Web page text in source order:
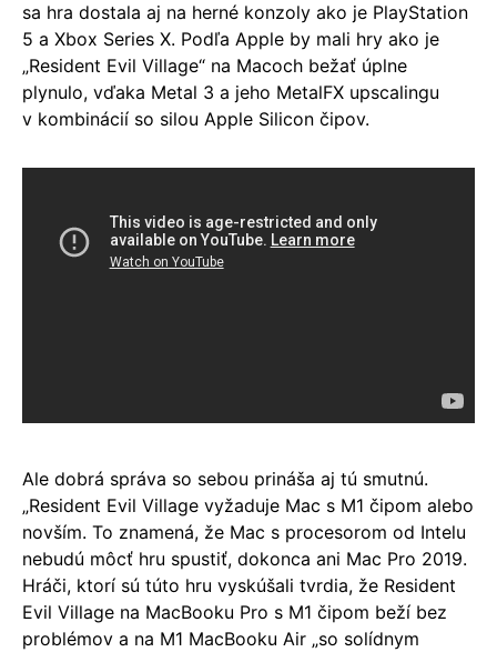
sa hra dostala aj na herné konzoly ako je PlayStation
5 a Xbox Series X. Podľa Apple by mali hry ako je
„Resident Evil Village“ na Macoch bežať úplne
plynulo, vďaka Metal 3 a jeho MetalFX upscalingu
v kombinácií so silou Apple Silicon čipov.
Ale dobrá správa so sebou prináša aj tú smutnú.
„Resident Evil Village vyžaduje Mac s M1 čipom alebo
novším. To znamená, že Mac s procesorom od Intelu
nebudú môcť hru spustiť, dokonca ani Mac Pro 2019.
Hráči, ktorí sú túto hru vyskúšali tvrdia, že Resident
Evil Village na MacBooku Pro s M1 čipom beží bez
problémov a na M1 MacBooku Air „so solídnym